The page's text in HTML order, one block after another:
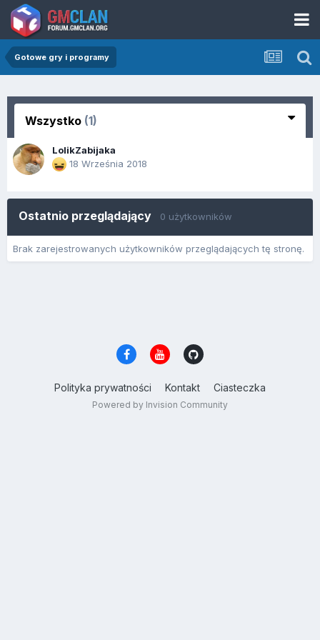
Gotowe gry i programy
Wszystko (1)
LolikZabijaka
18 Września 2018
Ostatnio przeglądający 0 użytkowników
Brak zarejestrowanych użytkowników przeglądających tę stronę.
Polityka prywatności Kontakt Ciasteczka
Powered by Invision Community